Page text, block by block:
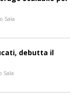
Sala
debutta il
Sala